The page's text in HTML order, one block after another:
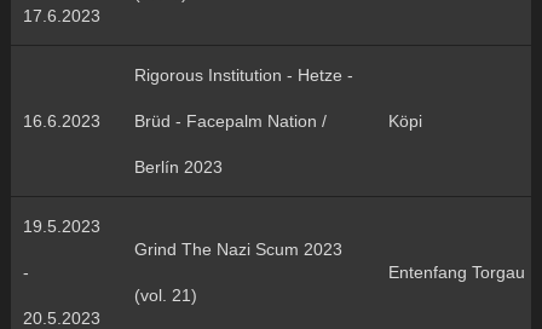
17.6.2023
16.6.2023
Rigorous Institution - Hetze -
Brüd - Facepalm Nation /
Berlín 2023
Köpi
19.5.2023
-
20.5.2023
Grind The Nazi Scum 2023
(vol. 21)
Entenfang Torgau